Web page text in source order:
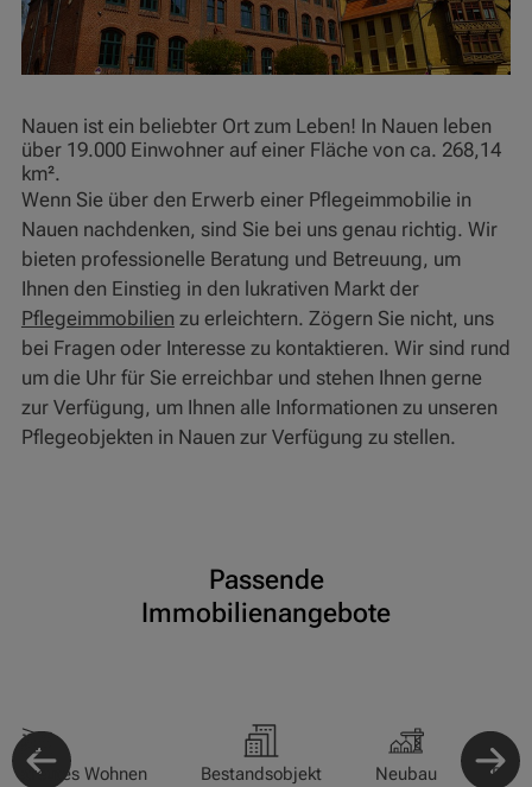
Nauen ist ein beliebter Ort zum Leben! In Nauen leben
über 19.000 Einwohner auf einer Fläche von ca. 268,14
km².
Wenn Sie über den Erwerb einer Pflegeimmobilie in
Nauen nachdenken, sind Sie bei uns genau richtig. Wir
bieten professionelle Beratung und Betreuung, um
Ihnen den Einstieg in den lukrativen Markt der
Pflegeimmobilien zu erleichtern. Zögern Sie nicht, uns
bei Fragen oder Interesse zu kontaktieren. Wir sind rund
um die Uhr für Sie erreichbar und stehen Ihnen gerne
zur Verfügung, um Ihnen alle Informationen zu unseren
Pflegeobjekten in Nauen zur Verfügung zu stellen.
Passende
Immobilienangebote
Wohnen Bestandsobjekt Neubau